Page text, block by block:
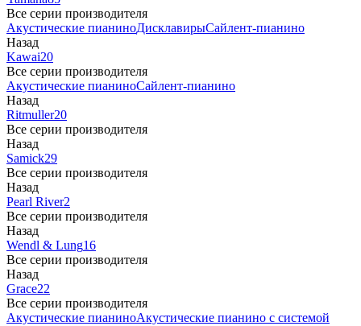
Все серии производителя
Акустические пианиноДисклавирыСайлент-пианино
Назад
Kawai20
Все серии производителя
Акустические пианиноСайлент-пианино
Назад
Ritmuller20
Все серии производителя
Назад
Samick29
Все серии производителя
Назад
Pearl River2
Все серии производителя
Назад
Wendl & Lung16
Все серии производителя
Назад
Grace22
Все серии производителя
Акустические пианиноАкустические пианино с системой